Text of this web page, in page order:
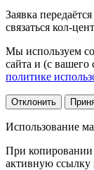
Заявка
связаться кол-
Мы используем
сайта и (с
политике
Отклонить
Использование
При копировании
активную ссылку